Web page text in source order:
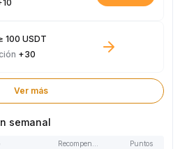
100 USDT
+30
Ver más
semanal
Puntos